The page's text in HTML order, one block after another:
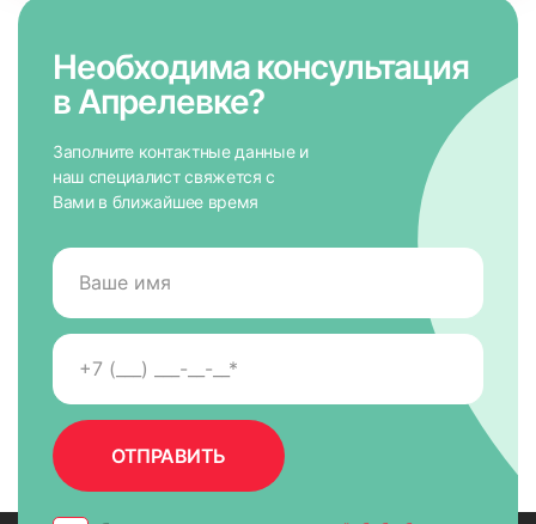
7. На направляющих снять защитную пленку для скотча,
приложить к окну и крепко прижать по всей высоте на 5-
10 сек. для максимально надежного крепления.
Необходима консультация
в Апрелевке?
Заполните контактные данные и
наш специалист свяжется с
Вами в ближайшее время